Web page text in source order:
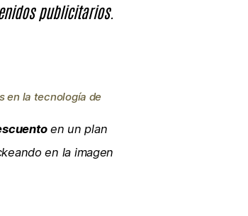
publicitarios.
en la tecnología de
en un plan
en la imagen